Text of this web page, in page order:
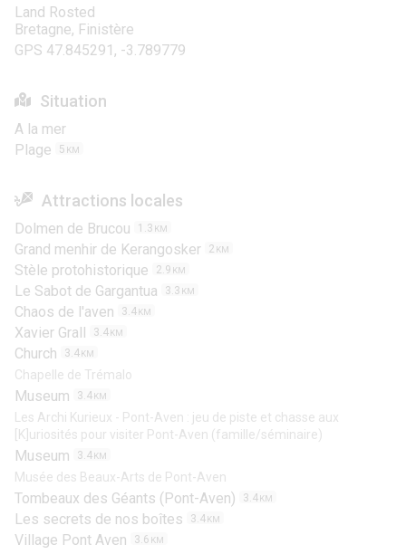
Land Rosted
Bretagne, Finistère
GPS 47.845291, -3.789779
Situation
A la mer
Plage
5 KM
Attractions locales
Dolmen de Brucou 1.3 KM
Grand menhir de Kerangosker 2 KM
Stèle protohistorique 2.9 KM
Le Sabot de Gargantua 3.3 KM
Chaos de l'aven 3.4 KM
Xavier Grall 3.4 KM
Church 3.4 KM
Chapelle de Trémalo
Museum 3.4 KM
Les Archi Kurieux - Pont-Aven : jeu de piste et chasse aux
[K]uriosités pour visiter Pont-Aven (famille/séminaire)
Museum 3.4 KM
Musée des Beaux-Arts de Pont-Aven
Tombeaux des Géants (Pont-Aven) 3.4 KM
Les secrets de nos boîtes 3.4 KM
Village Pont Aven 3.6 KM